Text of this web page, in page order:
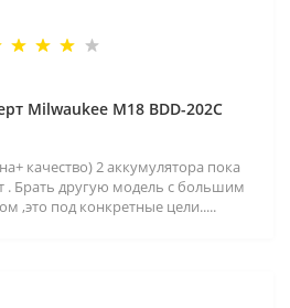
Milwaukee M18 BDD-202C
качество) 2 аккумулятора пока
. Брать другую модель с большим
,это под конкретные цели.....